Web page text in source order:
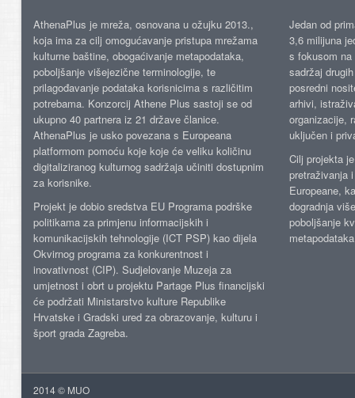
AthenaPlus je mreža, osnovana u ožujku 2013.,
koja ima za cilj omogućavanje pristupa mrežama
kulturne baštine, obogaćivanje metapodataka,
poboljšanje višejezične terminologije, te
prilagođavanje podataka korisnicima s različitim
potrebama. Konzorcij Athene Plus sastoji se od
ukupno 40 partnera iz 21 države članice.
AthenaPlus je usko povezana s Europeana
platformom pomoću koje koje će veliku količinu
digitaliziranog kulturnog sadržaja učiniti dostupnim
za korisnike.
Projekt je dobio sredstva EU Programa podrške
politikama za primjenu informacijskih i
komunikacijskih tehnologije (ICT PSP) kao dijela
Okvirnog programa za konkurentnost i
inovativnost (CIP). Sudjelovanje Muzeja za
umjetnost i obrt u projektu Partage Plus financijski
će podržati Ministarstvo kulture Republike
Hrvatske i Gradski ured za obrazovanje, kulturu i
šport grada Zagreba.
Jedan od
3,6 milijuna
s fokusom
sadržaj
posredni
arhivi,
organizacije,
uključen i
Cilj projekta
pretraživanja
Europeane,
dogradnja
poboljšanje
2014 © MUO